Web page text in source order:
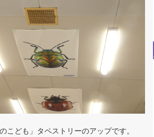
こども」タペストリーのアップです。